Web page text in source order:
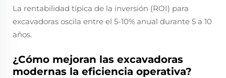
La rentabilidad típica de la inversión (ROI) para
excavadoras oscila entre el 5-10% anual durante 5 a 10
años.
¿Cómo mejoran las excavadoras
modernas la eficiencia operativa?